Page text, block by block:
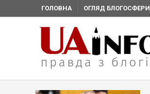
ГОЛОВНА ОГЛЯД БЛОГОСФЕРИ